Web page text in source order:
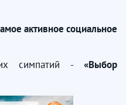
активное социальное
симпатий - «Выбор